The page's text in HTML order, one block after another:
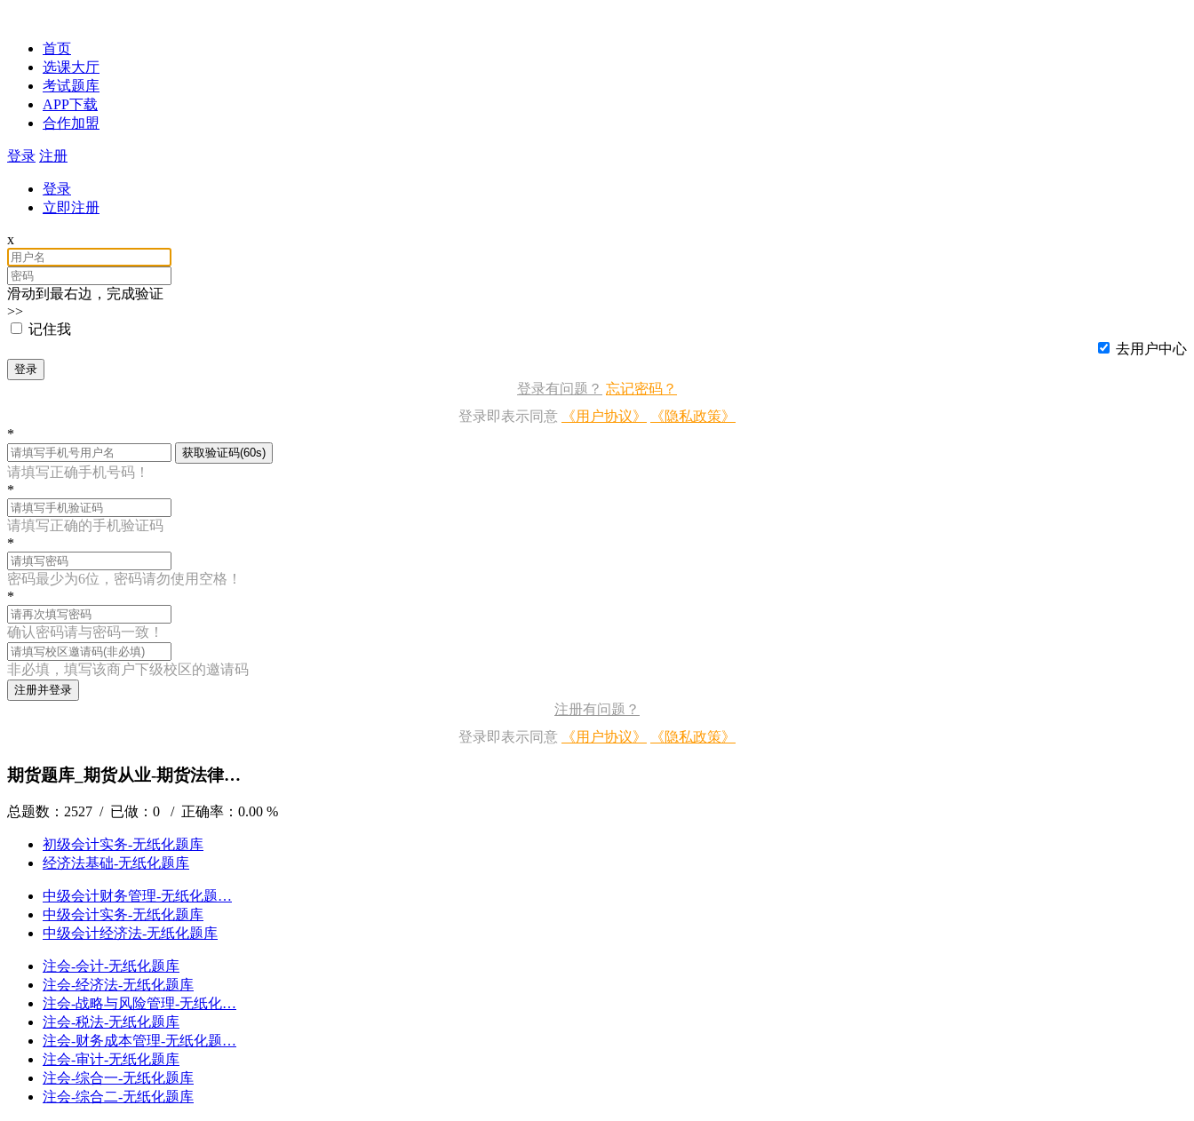
首页
选课大厅
考试题库
APP下载
合作加盟
登录 注册
登录
立即注册
x
滑动到最右边，完成验证
>>
记住我
去用户中心
登录
登录有问题？ 忘记密码？
登录即表示同意
《用户协议》
《隐私政策》
*
获取验证码(60s)
请填写正确手机号码！
*
请填写正确的手机验证码
*
密码最少为6位，密码请勿使用空格！
*
确认密码请与密码一致！
非必填，填写该商户下级校区的邀请码
注册并登录
注册有问题？
登录即表示同意
《用户协议》 《隐私政策》
期货题库_期货从业-期货法律…
总题数：2527 / 已做：0 / 正确率：0.00 %
初级会计实务-无纸化题库
经济法基础-无纸化题库
中级会计财务管理-无纸化题…
中级会计实务-无纸化题库
中级会计经济法-无纸化题库
注会-会计-无纸化题库
注会-经济法-无纸化题库
注会-战略与风险管理-无纸化…
注会-税法-无纸化题库
注会-财务成本管理-无纸化题…
注会-审计-无纸化题库
注会-综合一-无纸化题库
注会-综合二-无纸化题库